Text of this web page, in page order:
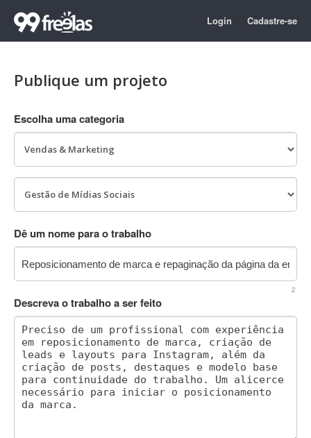
Login Cadastre-se
Publique um projeto
Escolha uma categoria
Dê um nome para o trabalho
2
Descreva o trabalho a ser feito